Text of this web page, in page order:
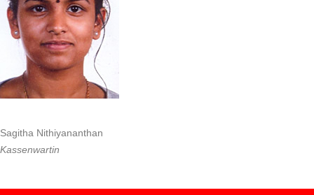
Sagitha Nithiyananthan
Kassenwartin